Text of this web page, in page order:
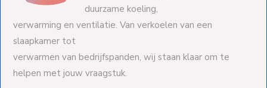
duurzame koeling,
verwarming en ventilatie. Van verkoelen van een
slaapkamer tot
verwarmen van bedrijfspanden, wij staan klaar om te
helpen met jouw vraagstuk.